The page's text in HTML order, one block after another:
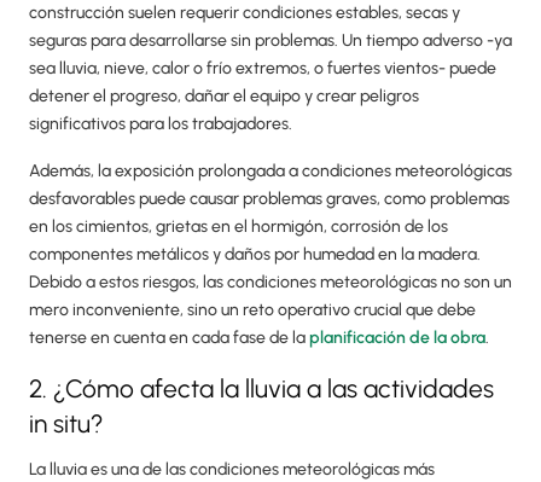
construcción suelen requerir condiciones estables, secas y
seguras para desarrollarse sin problemas. Un tiempo adverso -ya
sea lluvia, nieve, calor o frío extremos, o fuertes vientos- puede
detener el progreso, dañar el equipo y crear peligros
significativos para los trabajadores.
Además, la exposición prolongada a condiciones meteorológicas
desfavorables puede causar problemas graves, como problemas
en los cimientos, grietas en el hormigón, corrosión de los
componentes metálicos y daños por humedad en la madera.
Debido a estos riesgos, las condiciones meteorológicas no son un
mero inconveniente, sino un reto operativo crucial que debe
tenerse en cuenta en cada fase de laplanificación de la obra.
2. ¿Cómo afecta la lluvia a las actividades
in situ?
La lluvia es una de las condiciones meteorológicas más